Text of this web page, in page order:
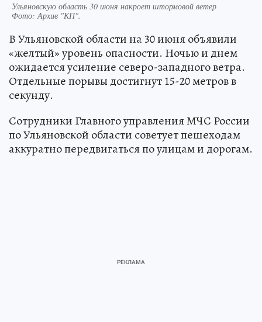
Ульяновскую область 30 июня накроет штормовой ветер
Фото:Архив "КП".
В Ульяновской области на 30 июня объявили
«желтый» уровень опасности. Ночью и днем
ожидается усиление северо-западного ветра.
Отдельные порывы достигнут 15-20 метров в
секунду.
Сотрудники Главного управления МЧС России
по Ульяновской области советует пешеходам
аккуратно передвигаться по улицам и дорогам.